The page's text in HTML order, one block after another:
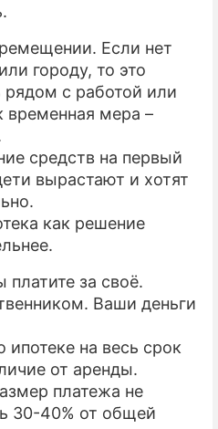
Если нет
городу, то это
с работой или
временная мера –
средств на первый
вырастают и хотят
как решение
за своё.
Ваши деньги
ипотеке на весь срок
от аренды.
платежа не
30-40% от общей